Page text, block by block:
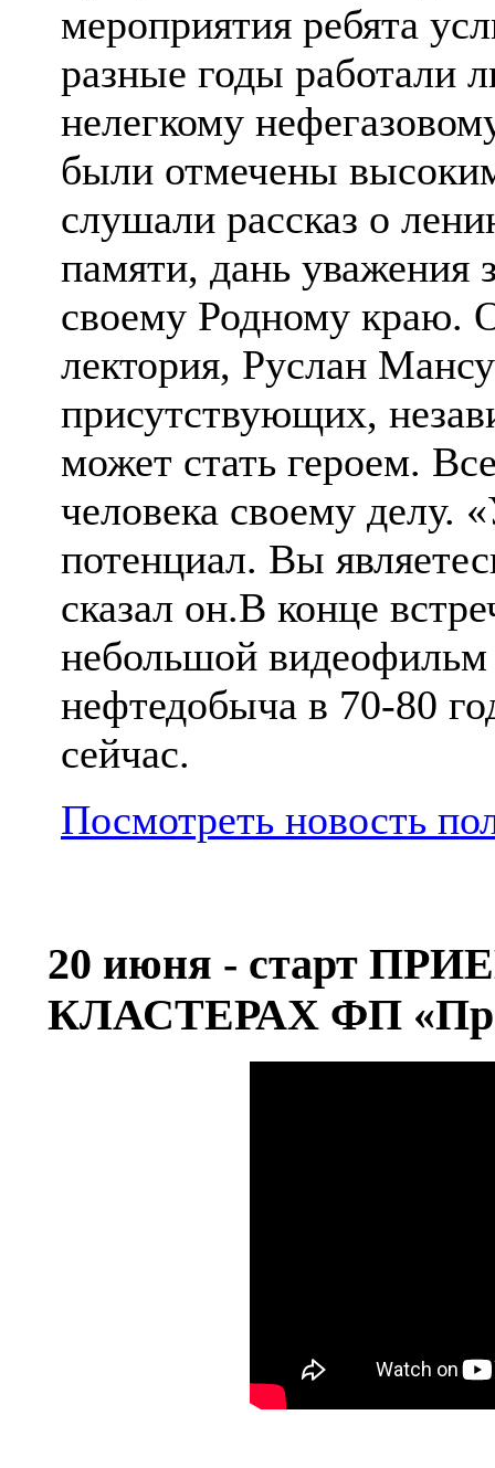
мероприятия ребята
разные годы работали
нелегкому
были отмечены
слушали рассказ о
памяти, дань уважения
своему Родному краю.
лектория, Руслан
присутствующих,
может стать героем.
человека своему делу.
потенциал. Вы
сказал он.В конце
небольшой видеофильм
нефтедобыча в 70-80
сейчас.
Посмотреть новость
20 июня - старт
КЛАСТЕРАХ ФП